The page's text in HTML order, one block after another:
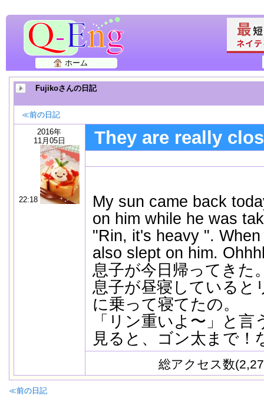
ホーム
Fujikoさんの日記
≪前の日記
2016年
11月05日
22:18
They are really
My sun came back
on him while he was
"Rin, it's heavy ".
also slept on him.
息子が今日帰ってきた
息子が昼寝していると
に乗って寝てたの。
「リン重いよ〜」と言
見ると、ゴン太まで！
総アクセス数
≪前の日記